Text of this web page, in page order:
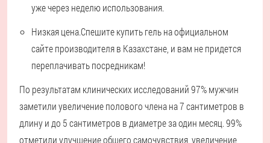
уже через неделю использования.
Низкая цена.Спешите купить гель на официальном
сайте производителя в Казахстане, и вам не придется
переплачивать посредникам!
По результатам клинических исследований 97% мужчин
заметили увеличение полового члена на 7 сантиметров в
длину и до 5 сантиметров в диаметре за один месяц. 99%
отметили улучшение общего самочувствия, увеличение